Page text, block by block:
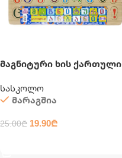
მაგნიტური ხის ქართული
სასკოლო
მარაგშია
25.00₾ 19.90₾